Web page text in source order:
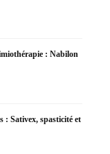
: Nabilon
: Sativex, spasticité et